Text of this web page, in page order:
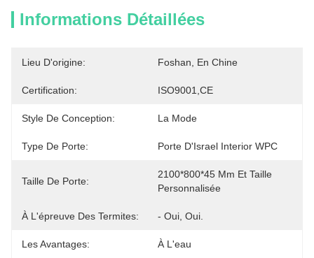
Informations Détaillées
Lieu D'origine: Foshan, En Chine
Certification: ISO9001,CE
Style De Conception: La Mode
Type De Porte: Porte D'Israel Interior WPC
Taille De Porte:
2100*800*45 Mm Et Taille
Personnalisée
À L'épreuve Des Termites: - Oui, Oui.
Les Avantages: À L'eau